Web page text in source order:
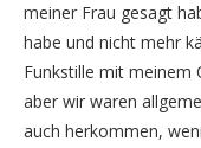
meiner Frau gesagt
habe und nicht mehr
Funkstille mit meinem
aber wir waren
auch herkommen,